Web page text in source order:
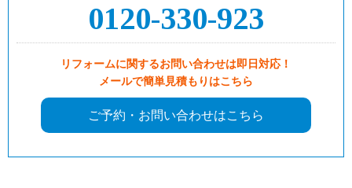
0120-330-923
リフォームに関するお問い合わせは即日対応！
メールで簡単見積もりはこちら
ご予約・お問い合わせはこちら